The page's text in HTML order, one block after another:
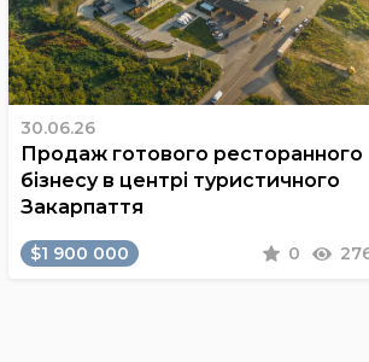
30.06.26
Продаж готового ресторанного
бізнесу в центрі туристичного
Закарпаття
$1 900 000 0